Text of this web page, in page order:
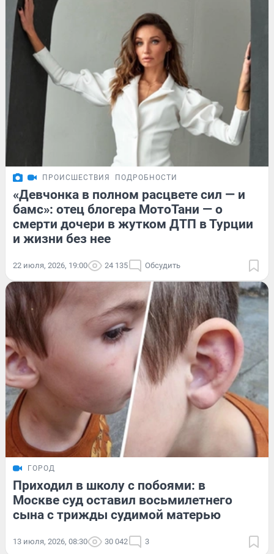
ПРОИСШЕСТВИЯ ПОДРОБНОСТИ
«Девчонка в полном расцвете сил — и
бамс»: отец блогера МотоТани — о
смерти дочери в жутком ДТП в Турции
и жизни без нее
22 июля, 2026, 19:00 24 135 Обсудить
ГОРОД
Приходил в школу с побоями: в
Москве суд оставил восьмилетнего
сына с трижды судимой матерью
13 июля, 2026, 08:30 30 042 3